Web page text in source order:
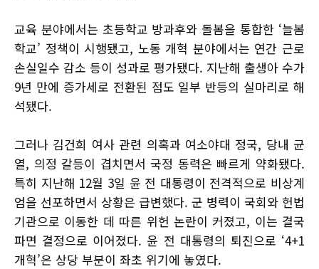
교육 분야에서는 초등학교 방과후와 돌봄을 통합한 ‘늘봄
학교’ 정책이 시행됐고, 노동 개혁 분야에서는 연간 근로
손실일수 감소 등이 성과로 평가됐다. 지난해 출생아 수가
9년 만에 증가세로 전환된 점도 일부 반등의 실마리로 해
석됐다.
그러나 김건희 여사 관련 의혹과 여소야대 정국, 당내 균
열, 의정 갈등이 겹치면서 국정 동력은 빠르게 약화됐다.
특히 지난해 12월 3일 윤 전 대통령이 전격적으로 비상계
엄을 선포하면서 상황은 급변했다. 군 병력이 국회와 헌법
기관으로 이동한 데 따른 위헌 논란이 커졌고, 이는 결국
파면 결정으로 이어졌다. 윤 전 대통령의 퇴진으로 ‘4+1
개혁’은 상당 부분이 좌초 위기에 놓였다.